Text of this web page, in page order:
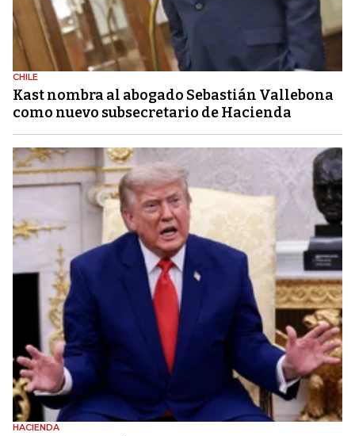
CHILE
Kast nombra al abogado Sebastián Vallebona
como nuevo subsecretario de Hacienda
HACIENDA